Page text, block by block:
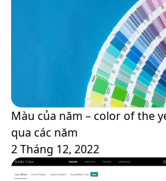
Màu của năm – color of the
qua các năm
2 Tháng 12, 2022